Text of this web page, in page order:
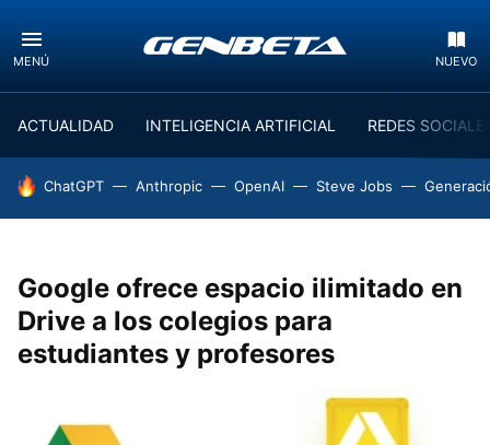
MENÚ NUEVO
ACTUALIDAD INTELIGENCIA ARTIFICIAL REDES
HOY SE HABLA DE
ChatGPT Anthropic OpenAI Steve Jobs
Google ofrece espacio ilimitado en
Drive a los colegios para
estudiantes y profesores